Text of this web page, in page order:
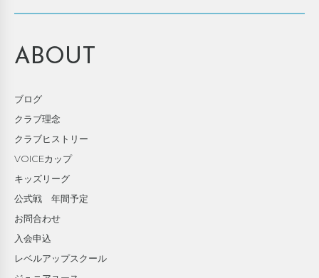
ABOUT
ブログ
クラブ理念
クラブヒストリー
VOICEカップ
キッズリーグ
公式戦 年間予定
お問合わせ
入会申込
レベルアップスクール